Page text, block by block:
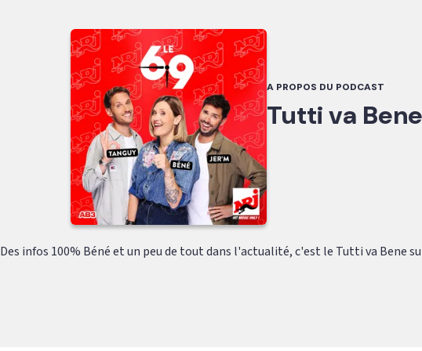
A PROPOS DU PODCAST
Tutti va Bene
Des infos 100% Béné et un peu de tout dans l'actualité, c'est le Tutti va Bene